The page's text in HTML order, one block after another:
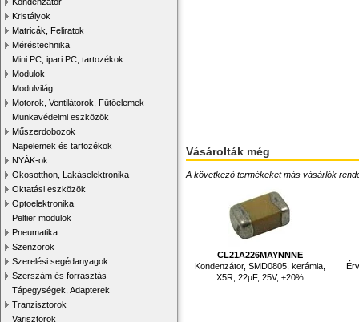
Kristályok
Matricák, Feliratok
Méréstechnika
Mini PC, ipari PC, tartozékok
Modulok
Modulvilág
Motorok, Ventilátorok, Fűtőelemek
Munkavédelmi eszközök
Műszerdobozok
Napelemek és tartozékok
NYÁK-ok
Okosotthon, Lakáselektronika
Oktatási eszközök
Optoelektronika
Peltier modulok
Pneumatika
Szenzorok
Szerelési segédanyagok
Szerszám és forrasztás
Tápegységek, Adapterek
Tranzisztorok
Varisztorok
Vásárolták még
A következő termékeket más vásárlók
CL21A226MAYNNNE
Kondenzátor, SMD0805, kerámia,
X5R, 22µF, 25V, ±20%